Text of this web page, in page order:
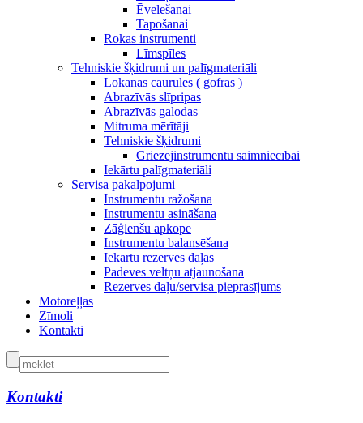
Ēvelēšanai
Tapošanai
Rokas instrumenti
Līmspīles
Tehniskie šķidrumi un palīgmateriāli
Lokanās caurules ( gofras )
Abrazīvās slīpripas
Abrazīvās galodas
Mitruma mērītāji
Tehniskie šķidrumi
Griezējinstrumentu saimniecībai
Iekārtu palīgmateriāli
Servisa pakalpojumi
Instrumentu ražošana
Instrumentu asināšana
Zāģlenšu apkope
Instrumentu balansēšana
Iekārtu rezerves daļas
Padeves veltņu atjaunošana
Rezerves daļu/servisa pieprasījums
Motoreļļas
Zīmoli
Kontakti
Kontakti